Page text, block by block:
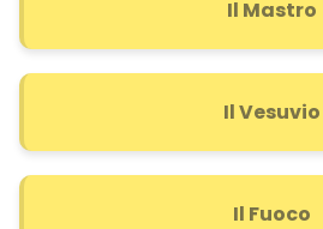
Il Mastro
Il Vesuvio
Il Fuoco